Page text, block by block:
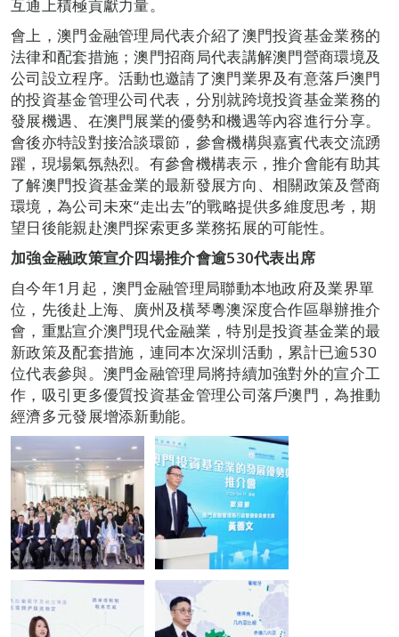
互通上積極貢獻力量。
會上，澳門金融管理局代表介紹了澳門投資基金業務的
法律和配套措施；澳門招商局代表講解澳門營商環境及
公司設立程序。活動也邀請了澳門業界及有意落戶澳門
的投資基金管理公司代表，分別就跨境投資基金業務的
發展機遇、在澳門展業的優勢和機遇等內容進行分享。
會後亦特設對接洽談環節，參會機構與嘉賓代表交流踴
躍，現場氣氛熱烈。有參會機構表示，推介會能有助其
了解澳門投資基金業的最新發展方向、相關政策及營商
環境，為公司未來“走出去”的戰略提供多維度思考，期
望日後能親赴澳門探索更多業務拓展的可能性。
加強金融政策宣介四場推介會逾530代表出席
自今年1月起，澳門金融管理局聯動本地政府及業界單
位，先後赴上海、廣州及橫琴粵澳深度合作區舉辦推介
會，重點宣介澳門現代金融業，特別是投資基金業的最
新政策及配套措施，連同本次深圳活動，累計已逾530
位代表參與。澳門金融管理局將持續加強對外的宣介工
作，吸引更多優質投資基金管理公司落戶澳門，為推動
經濟多元發展增添新動能。